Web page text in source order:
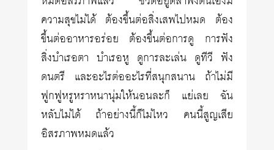
ความสุขไม่ได้ ต้องขึ้นต่อสิ่งเสพไปหมด ต้อง
ขึ้นต่ออาหารอร่อย ต้องขึ้นต่อการดู การฟัง
สิ่งบำเรอตา บำเรอหู ดูการละเล่น ดูทีวี ฟัง
ดนตรี และอะไรต่ออะไรที่สนุกสนาน ถ้าไม่มี
ฟูกฟูหรูหราหนานุ่มให้นอนละก็ แย่เลย ฉัน
หลับไม่ได้ ถ้าอย่างนี้ก็ไม่ไหว คนนี้สูญเสีย
อิสรภาพหมดแล้ว